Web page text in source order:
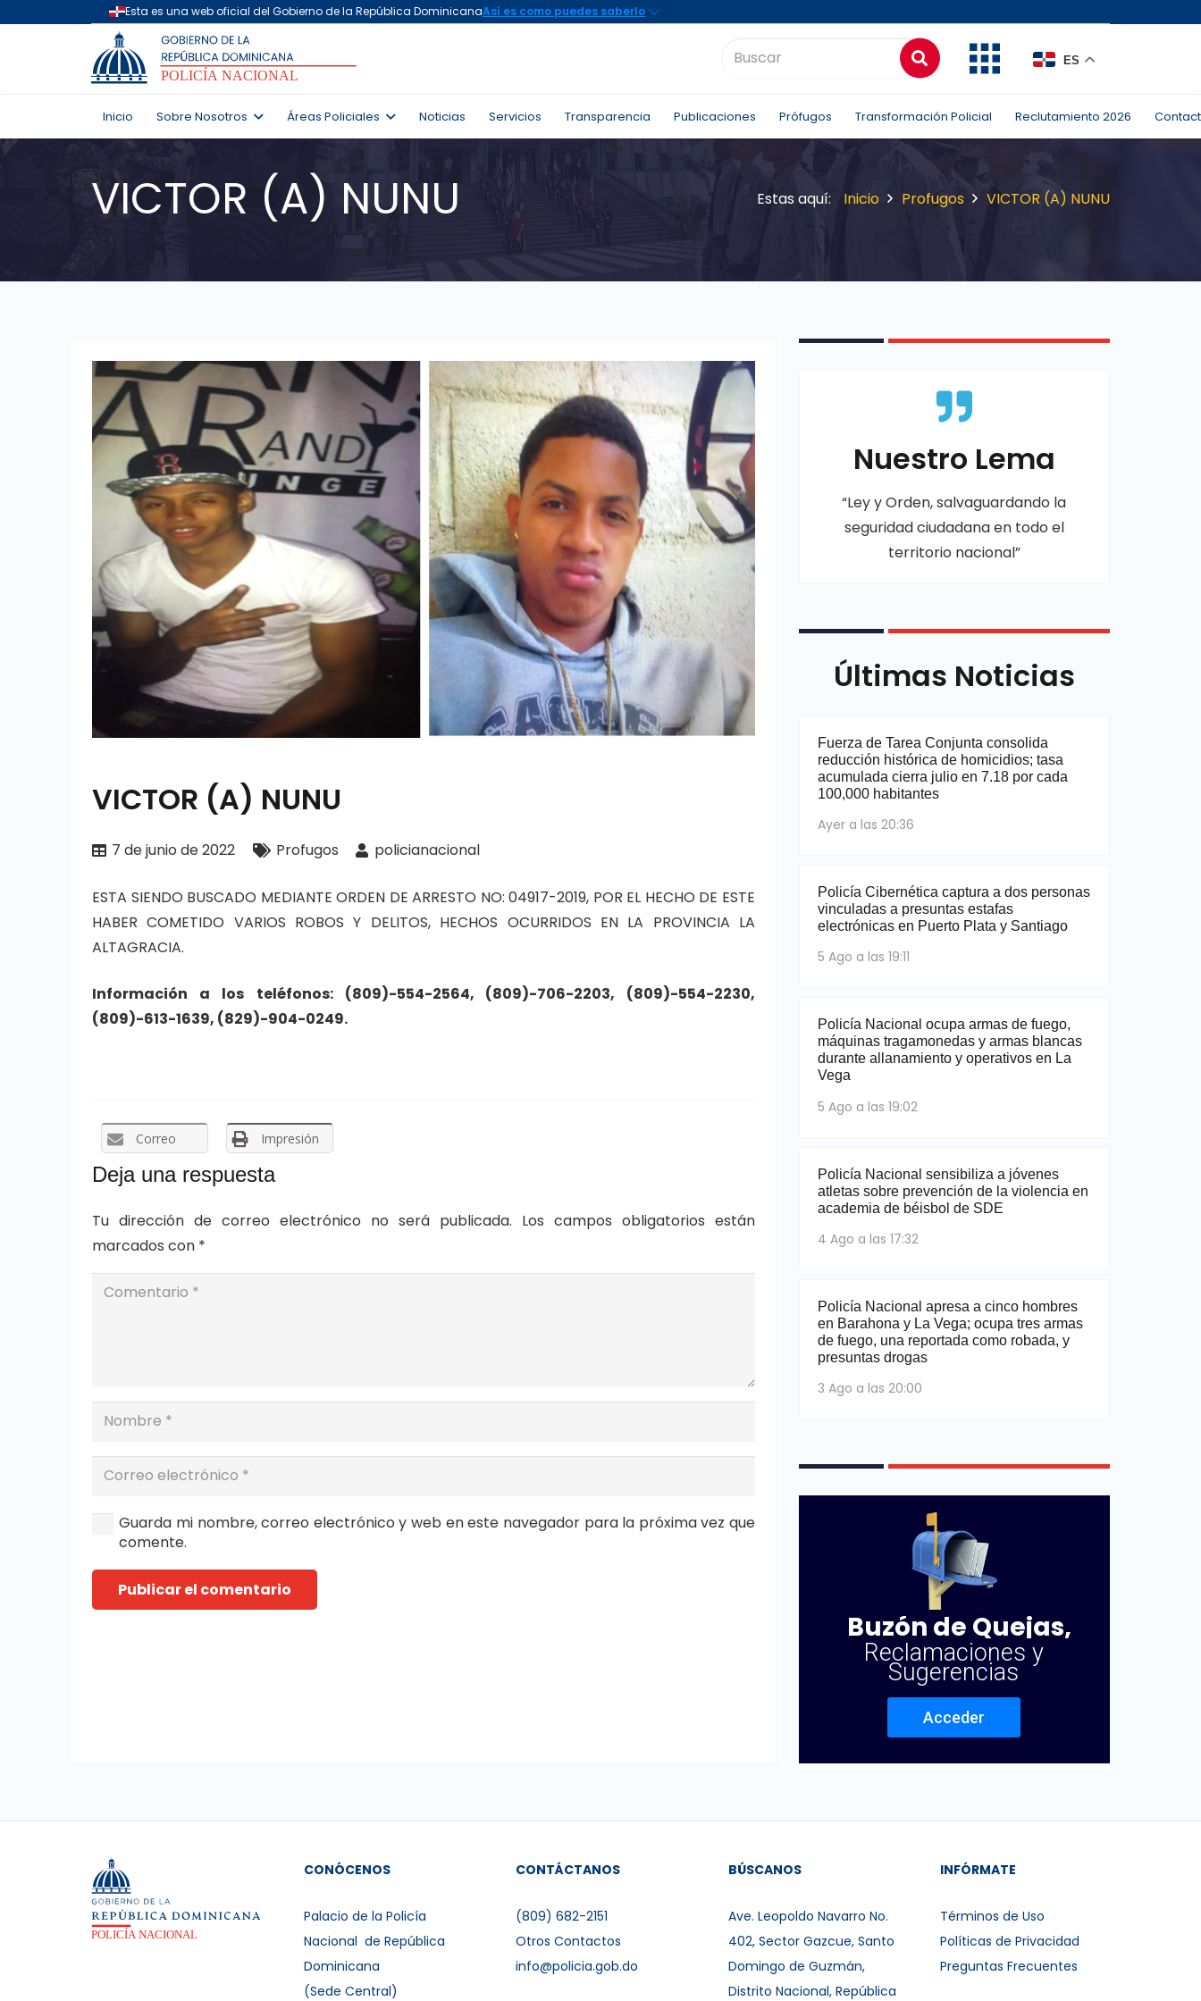
ES
Inicio Sobre Nosotros Áreas Policiales Noticias Servicios Transparencia Publicaciones Prófugos Transformación Policial Reclutamiento 2026
VICTOR (A) NUNU Inicio Profugos VICTOR (A) NUNU
VICTOR (A) NUNU
7 de junio de 2022 Profugos policianacional
ESTA SIENDO BUSCADO MEDIANTE ORDEN DE ARRESTO NO: 04917-2019, POR EL HECHO DE ESTE
HABER COMETIDO VARIOS ROBOS Y DELITOS, HECHOS OCURRIDOS EN LA PROVINCIA LA
ALTAGRACIA.
Información a los
teléfonos: (809)-554-2564, (809)-706-2203, (809)-554-2230,
(809)-613-1639, (829)-904-0249.
Correo Impresión
Deja una respuesta
Tu dirección de correo electrónico no será publicada. Los campos obligatorios están
marcados con *
Guarda mi nombre, correo electrónico y web en este navegador para la próxima vez que
comente.
Publicar el comentario
Nuestro Lema
“Ley y Orden, salvaguardando la
seguridad ciudadana en todo el
territorio nacional”
Últimas Noticias
Fuerza de Tarea Conjunta consolida
reducción histórica de homicidios; tasa
acumulada cierra julio en 7.18 por cada
100,000 habitantes
Ayer a las 20:36
Policía Cibernética captura a dos personas
vinculadas a presuntas estafas
electrónicas en Puerto Plata y Santiago
5 Ago a las 19:11
Policía Nacional ocupa armas de fuego,
máquinas tragamonedas y armas blancas
durante allanamiento y operativos en La
Vega
5 Ago a las 19:02
Policía Nacional sensibiliza a jóvenes
atletas sobre prevención de la violencia en
academia de béisbol de SDE
4 Ago a las 17:32
Policía Nacional apresa a cinco hombres
en Barahona y La Vega; ocupa tres armas
de fuego, una reportada como robada, y
presuntas drogas
3 Ago a las 20:00
Buzón de Quejas,
Reclamaciones y
Sugerencias
Acceder
CONÓCENOS
Palacio de la Policía
Nacional de República
Dominicana
(Sede Central)
CONTÁCTANOS
(809) 682-2151
Otros Contactos
info@policia.gob.do
BÚSCANOS
Ave. Leopoldo Navarro No.
402, Sector Gazcue, Santo
Domingo de Guzmán,
Distrito Nacional, República
INFÓRMATE
Términos de Uso
Políticas de Privacidad
Preguntas Frecuentes